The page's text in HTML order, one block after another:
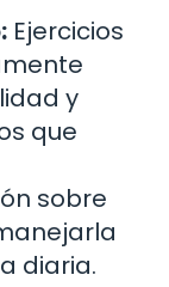
Ejercicios
y
que
sobre
diaria.